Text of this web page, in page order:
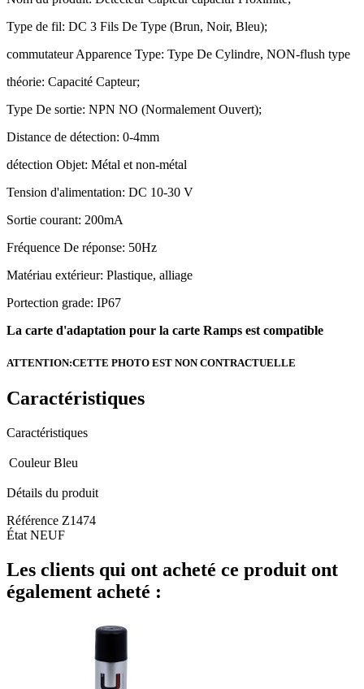
Type de fil: DC 3 Fils De Type (Brun, Noir, Bleu);
commutateur Apparence Type: Type De Cylindre, NON-flush type
théorie: Capacité Capteur;
Type De sortie: NPN NO (Normalement Ouvert);
Distance de détection: 0-4mm
détection Objet: Métal et non-métal
Tension d'alimentation: DC 10-30 V
Sortie courant: 200mA
Fréquence De réponse: 50Hz
Matériau extérieur: Plastique, alliage
Portection grade: IP67
La carte d'adaptation pour la carte Ramps est compatible
ATTENTION:CETTE PHOTO EST NON CONTRACTUELLE
Caractéristiques
Caractéristiques
Couleur Bleu
Détails du produit
Référence Z1474
État NEUF
Les clients qui ont acheté ce produit ont
également acheté :